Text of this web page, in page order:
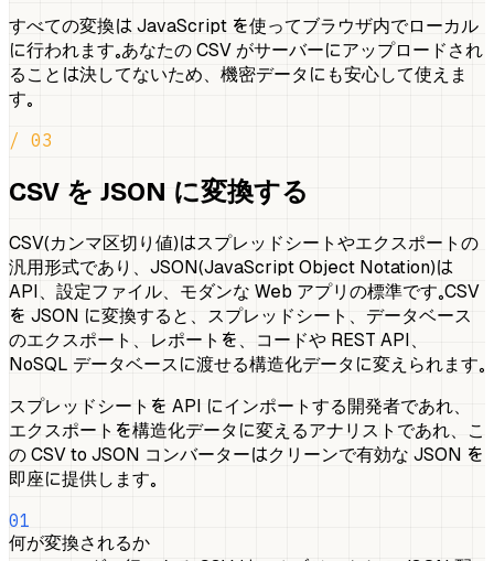
すべての変換は JavaScript を使ってブラウザ内でローカル
に行われます。あなたの CSV がサーバーにアップロードされ
ることは決してないため、機密データにも安心して使えま
す。
/ 03
CSV を JSON に変換する
CSV（カンマ区切り値）はスプレッドシートやエクスポートの
汎用形式であり、JSON（JavaScript Object Notation）は
API、設定ファイル、モダンな Web アプリの標準です。CSV
を JSON に変換すると、スプレッドシート、データベース
のエクスポート、レポートを、コードや REST API、
NoSQL データベースに渡せる構造化データに変えられます。
スプレッドシートを API にインポートする開発者であれ、
エクスポートを構造化データに変えるアナリストであれ、こ
の CSV to JSON コンバーターはクリーンで有効な JSON を
即座に提供します。
01
何が変換されるか